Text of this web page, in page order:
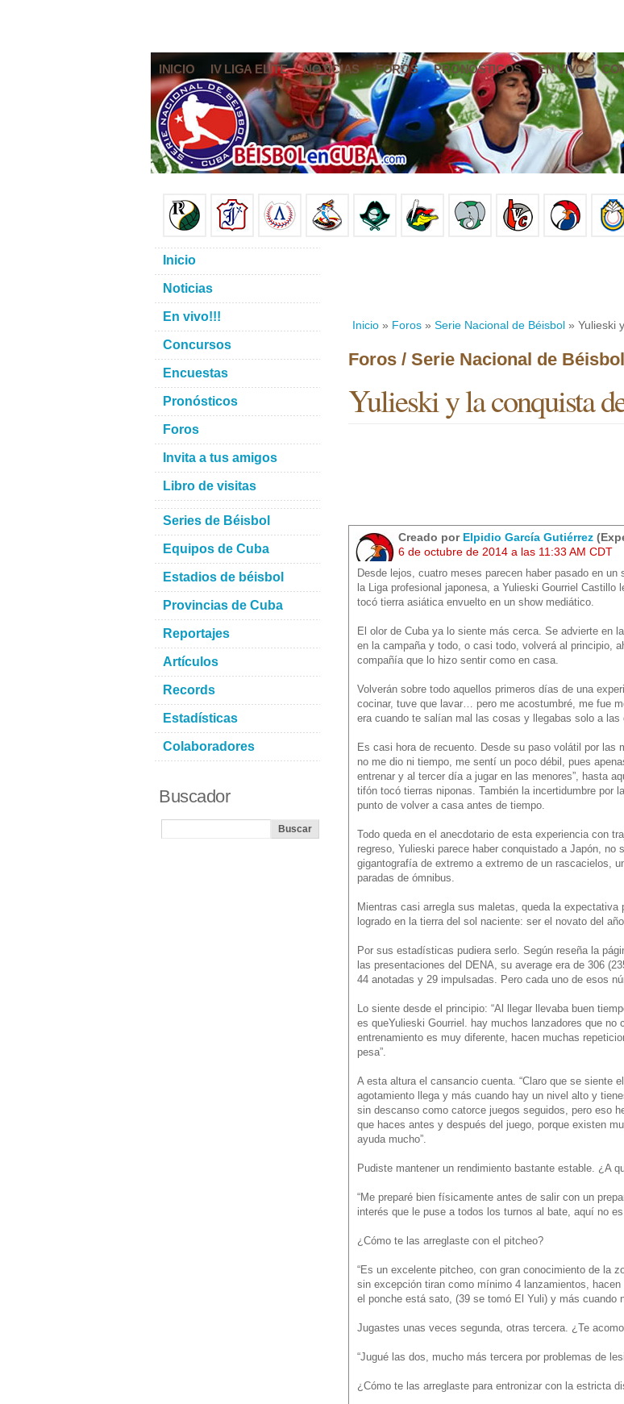
INICIO IV LIGA ELITE NOTICIAS FOROS PRONÓSTICOS EN VIVO
Inicio » Foros » Serie Nacional de Béisbol » Yulieski
Foros / Serie Nacional de Béisbol
Yulieski y la conquista
Creado por Elpidio García Gutiérrez
6 de octubre de 2014 a las 11:33 AM CDT
Desde lejos, cuatro meses parecen haber pasado en
la Liga profesional japonesa, a Yulieski Gourriel
tocó tierra asiática envuelto en un show mediático.
El olor de Cuba ya lo siente más cerca. Se advierte en
en la campaña y todo, o casi todo, volverá al principio,
compañía que lo hizo sentir como en casa.
Volverán sobre todo aquellos primeros días de una
cocinar, tuve que lavar… pero me acostumbré, me fue
era cuando te salían mal las cosas y llegabas solo a
Es casi hora de recuento. Desde su paso volátil por las
no me dio ni tiempo, me sentí un poco débil, pues
entrenar y al tercer día a jugar en las menores”, hasta
tifón tocó tierras niponas. También la incertidumbre por
punto de volver a casa antes de tiempo.
Todo queda en el anecdotario de esta experiencia con
regreso, Yulieski parece haber conquistado a Japón,
gigantografía de extremo a extremo de un rascacielos,
paradas de ómnibus.
Mientras casi arregla sus maletas, queda la
logrado en la tierra del sol naciente: ser el novato del
Por sus estadísticas pudiera serlo. Según reseña la
las presentaciones del DENA, su average era de 306
44 anotadas y 29 impulsadas. Pero cada uno de esos
Lo siente desde el principio: “Al llegar llevaba buen
es queYulieski Gourriel. hay muchos lanzadores que
entrenamiento es muy diferente, hacen muchas
pesa”.
A esta altura el cansancio cuenta. “Claro que se siente
agotamiento llega y más cuando hay un nivel alto y
sin descanso como catorce juegos seguidos, pero eso
que haces antes y después del juego, porque existen
ayuda mucho”.
Pudiste mantener un rendimiento bastante estable. ¿A
“Me preparé bien físicamente antes de salir con un
interés que le puse a todos los turnos al bate, aquí no es
¿Cómo te las arreglaste con el pitcheo?
“Es un excelente pitcheo, con gran conocimiento de la
sin excepción tiran como mínimo 4 lanzamientos,
el ponche está sato, (39 se tomó El Yuli) y más cuando
Jugastes unas veces segunda, otras tercera. ¿Te
“Jugué las dos, mucho más tercera por problemas de
¿Cómo te las arreglaste para entronizar con la estricta
Inicio
Noticias
En vivo!!!
Concursos
Encuestas
Pronósticos
Foros
Invita a tus amigos
Libro de visitas
Series de Béisbol
Equipos de Cuba
Estadios de béisbol
Provincias de Cuba
Reportajes
Artículos
Records
Estadísticas
Colaboradores
Buscador